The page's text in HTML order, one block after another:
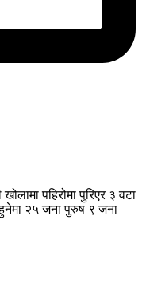
पहिरोमा पुरिएर ३ वटा
२५ जना पुरुष ९ जना